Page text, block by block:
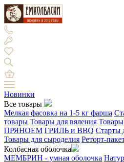
Новинки
Все товары
Мелкая фасовка на 1-5 кг фарша
товары Товары для вяления
ПРЯНОЕМ ГРИЛЬ и BBQ Старты
Товары для сыроделия Реторт-
Колбасная оболочка
МЕМБРИН - умная оболочка